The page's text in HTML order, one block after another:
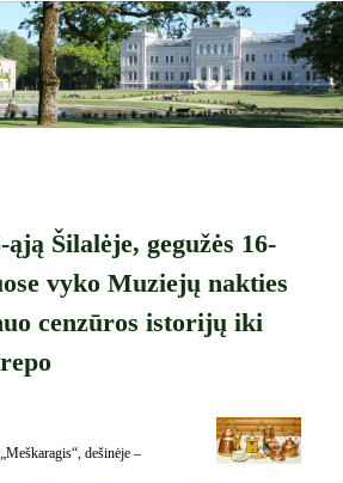
ąją Šilalėje, gegužės 16-
vyko Muziejų nakties
cenzūros istorijų iki
dešinėje –